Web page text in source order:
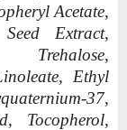
Acetate,
Extract,
Ethyl
37,
Tocopherol,